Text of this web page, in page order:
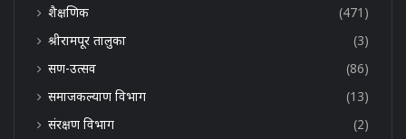
शैक्षणिक
(471)
श्रीरामपूर तालुका
(3)
सण-उत्सव
(86)
समाजकल्याण विभाग
(13)
संरक्षण विभाग
(2)